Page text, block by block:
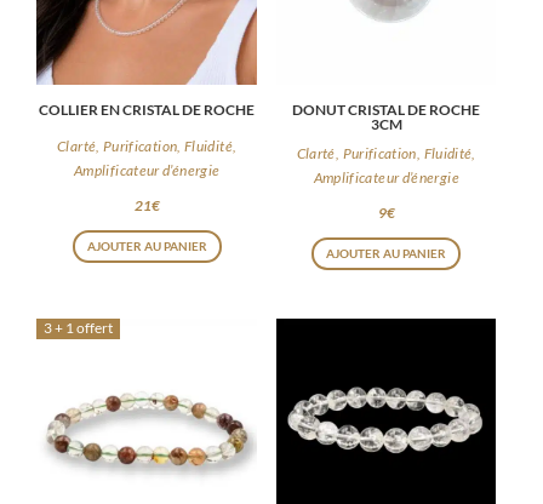
COLLIER EN CRISTAL DE ROCHE
Clarté, Purification, Fluidité,
Amplificateur d’énergie
21€
AJOUTER AU PANIER
DONUT CRISTAL DE ROCHE
3CM
Clarté, Purification, Fluidité,
Amplificateur d’énergie
9€
AJOUTER AU PANIER
3 + 1 offert